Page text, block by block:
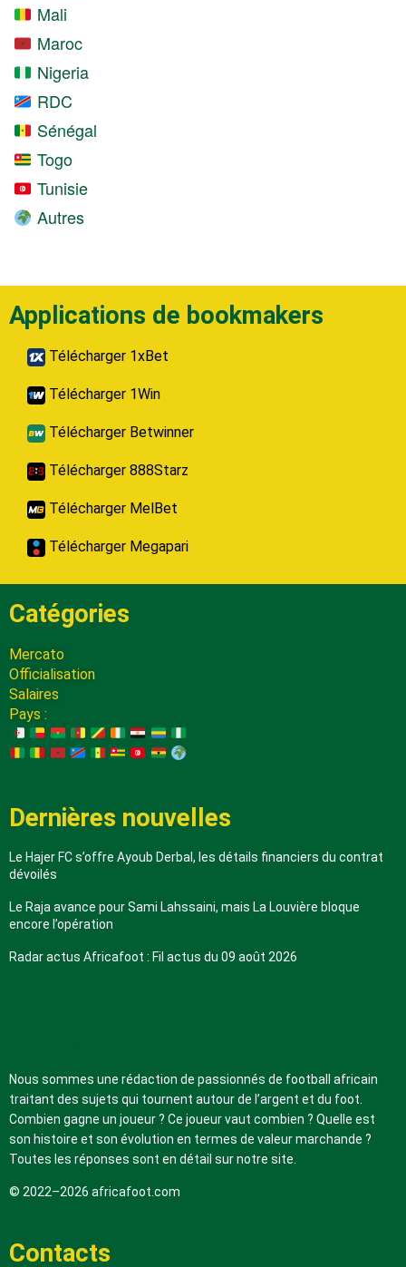
Mali
Maroc
Nigeria
RDC
Sénégal
Togo
Tunisie
Autres
Applications de bookmakers
Télécharger 1xBet
Télécharger 1Win
Télécharger Betwinner
Télécharger 888Starz
Télécharger MelBet
Télécharger Megapari
Catégories
Mercato
Officialisation
Salaires
Pays :
Dernières nouvelles
Le Hajer FC s’offre Ayoub Derbal, les détails financiers du contrat
dévoilés
Le Raja avance pour Sami Lahssaini, mais La Louvière bloque
encore l’opération
Radar actus Africafoot : Fil actus du 09 août 2026
Nous sommes une rédaction de passionnés de football africain
traitant des sujets qui tournent autour de l’argent et du foot.
Combien gagne un joueur ? Ce joueur vaut combien ? Quelle est
son histoire et son évolution en termes de valeur marchande ?
Toutes les réponses sont en détail sur notre site.
© 2022–2026 africafoot.com
Contacts